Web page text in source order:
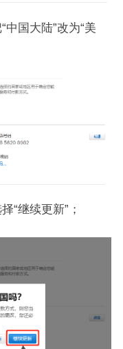
国大陆”改为“美
“继续更新”；